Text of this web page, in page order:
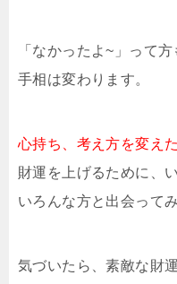
「なかったよ~」って
手相は変わります。
心持ち、考え方を変え
財運を上げるために、
いろんな方と出会って
気づいたら、素敵な財